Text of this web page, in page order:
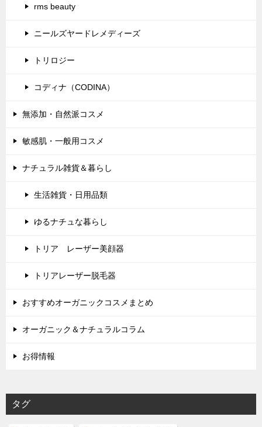
rms beauty
ニールズヤードレメディーズ
トリロジー
コディナ（CODINA）
無添加・自然派コスメ
敏感肌・一般用コスメ
ナチュラル雑貨＆暮らし
生活雑貨・日用品類
ゆるナチュな暮らし
トリア レーザー美顔器
トリアレーザー脱毛器
おすすめオーガニックコスメまとめ
オーガニック＆ナチュラルコラム
お得情報
タグ